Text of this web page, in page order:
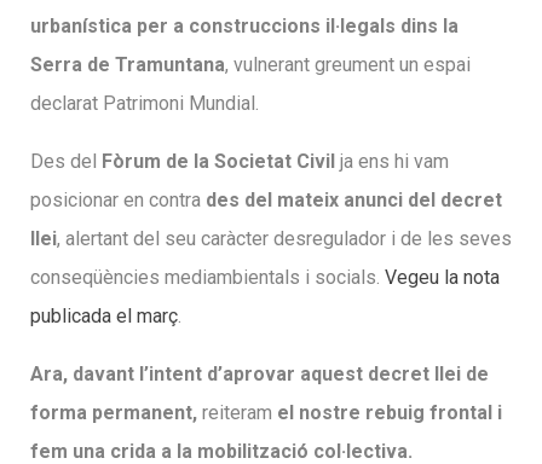
urbanística per a construccions il·legals dins la
Serra de Tramuntana, vulnerant greument un espai
declarat Patrimoni Mundial.
Des del Fòrum de la Societat Civil ja ens hi vam
posicionar en contra des del mateix anunci del decret
llei, alertant del seu caràcter desregulador i de les seves
conseqüències mediambientals i socials. Vegeu la nota
publicada el març
Ara, davant l’intent d’aprovar aquest decret llei de
forma permanent, reiteram el nostre rebuig frontal i
fem una crida a la mobilització col·lectiva.